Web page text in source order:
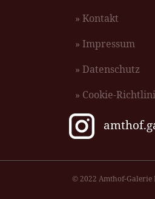
» Kontakt
» Impressum
» Datenschutz
» Cookie-
© 2022 Amthof-Galerie